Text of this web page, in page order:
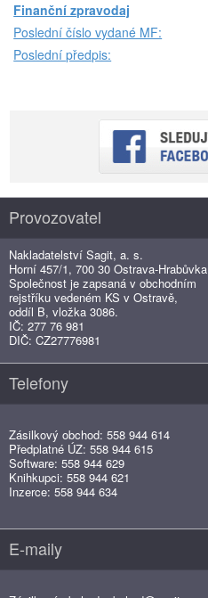
Finanční zpravodaj
Poslední číslo vydané MF:
Poslední předpis:
Provozovatel
Nakladatelství Sagit, a. s.
Horní 457/1, 700 30 Ostrava-Hrabůvka
Společnost je zapsaná v obchodním
rejstříku vedeném KS v Ostravě,
oddíl B, vložka 3086.
IČ: 277 76 981
DIČ: CZ27776981
Telefony
Zásilkový obchod: 558 944 614
Předplatné ÚZ: 558 944 615
Software: 558 944 629
Knihkupci: 558 944 621
Inzerce: 558 944 634
E-maily